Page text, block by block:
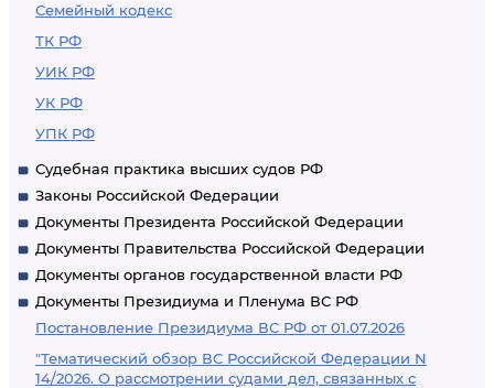
Семейный кодекс
ТК РФ
УИК РФ
УК РФ
УПК РФ
Судебная практика высших судов РФ
Законы Российской Федерации
Документы Президента Российской Федерации
Документы Правительства Российской Федерации
Документы органов государственной власти РФ
Документы Президиума и Пленума ВС РФ
Постановление Президиума ВС РФ от 01.07.2026
"Тематический обзор ВС Российской Федерации N
14/2026. О рассмотрении судами дел, связанных с